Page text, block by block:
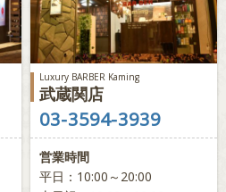
Luxury BARBER Kaming
武蔵関店
03-3594-3939
営業時間
平日：10:00～20:00